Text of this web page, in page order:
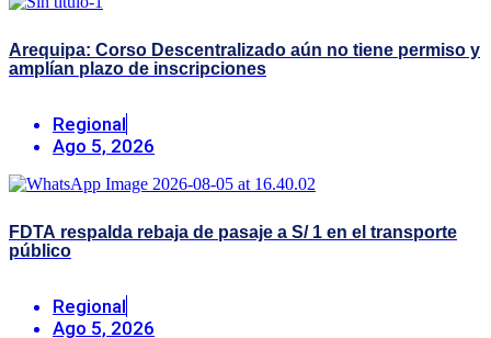
Arequipa: Corso Descentralizado aún no tiene permiso y
amplían plazo de inscripciones
Regional
Ago 5, 2026
FDTA respalda rebaja de pasaje a S/ 1 en el transporte
público
Regional
Ago 5, 2026